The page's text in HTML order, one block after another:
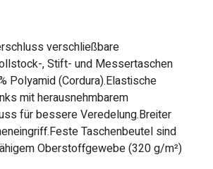
verschließbare
, Stift- und Messertaschen
Polyamid (Cordura).Elastische
mit herausnehmbarem
für bessere Veredelung.Breiter
Taschenbeutel sind
Oberstoffgewebe (320 g/m²)